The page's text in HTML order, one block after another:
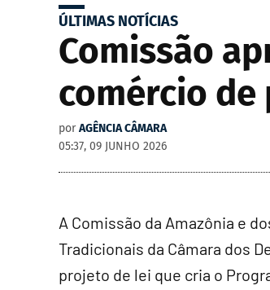
ÚLTIMAS NOTÍCIAS
Comissão
comércio de
por AGÊNCIA CÂMARA
05:37, 09 JUNHO 2026
A Comissão da Amazônia e
Tradicionais da Câmara dos
projeto de lei que cria o